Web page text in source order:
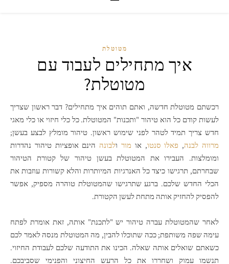
מטוטלת
איך מתחילים לעבוד עם
מטוטלת?
רכשתם מטוטלת חדשה, ואתם תוהים איך מתחילים? דבר ראשון שצריך
לעשות קודם כל הוא טיהור "ותכנות" המטוטלת. כל כלי חיזוי או כלי מאגי
חדש צריך תמיד לטהר לפני שימוש ראשון. טיהור מומלץ לבצע בעשן;
מרווה לבנה, פאלו סנטו, או מורולבונההינם אופציות טיהור נהדרות
ומומלצות. העבירו את המטוטלת בעשן טיהור של קטורת הטיהור
שבחרתם, תרגישו כיצד כל האנרגיות המיותרות והלא קשורות עוזבות את
הכלי החדש שלכם. ברגע שתרגישו שהמטוטלת טוהרה מספיק, אפשר
להפסיק להחזיק אותה מתחת לעשן הקטורת.
לאחר שהמטוטלת עברה טיהור יש "לתכנת" אותה, זאת אומרת לפתח
עימה שפה משותפת; ככה שתוכלו להבין, מה המטוטלת מנסה לאמר לכם
כשאתם שואלים אותה שאלה. הכינו את התודעה שלכם לעבודת החיזוי.
תנשמו עמוק ושחררו את כל הרעש החיצוני והפנימי שסביבכם.